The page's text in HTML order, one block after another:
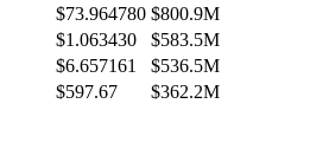
$73.964780 $800.9M
$1.063430
$583.5M
$6.657161
$536.5M
$597.67
$362.2M